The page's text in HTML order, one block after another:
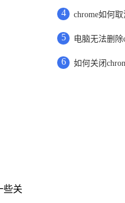
些关
4 chrome如何取
5 电脑无法删除
6 如何关闭